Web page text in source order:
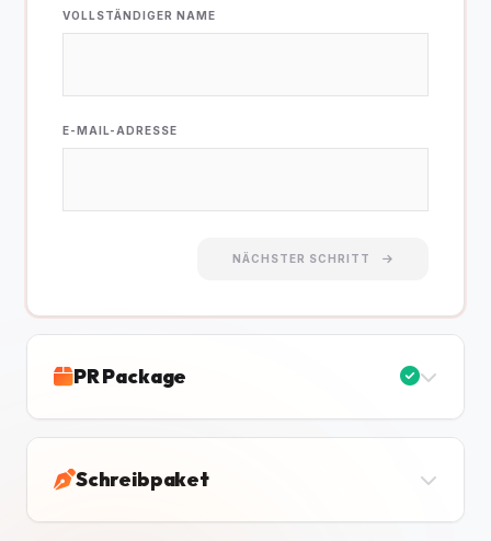
VOLLSTÄNDIGER NAME
E-MAIL-ADRESSE
NÄCHSTER SCHRITT
PR Package
Schreibpaket